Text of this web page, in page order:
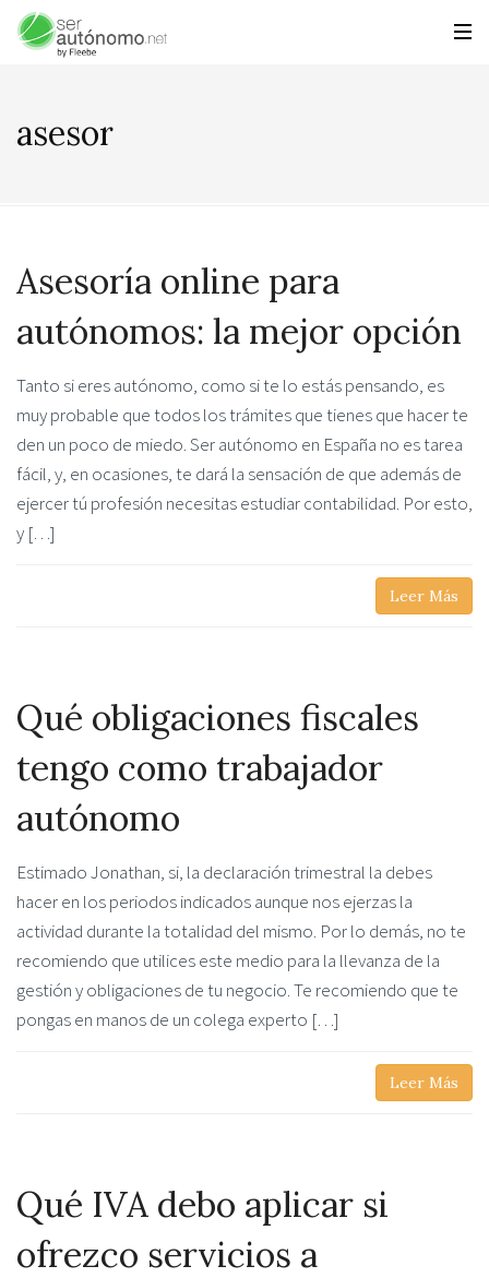
asesor
Asesoría online para
autónomos: la mejor opción
Tanto si eres autónomo, como si te lo estás pensando, es
muy probable que todos los trámites que tienes que hacer te
den un poco de miedo. Ser autónomo en España no es tarea
fácil, y, en ocasiones, te dará la sensación de que además de
ejercer tú profesión necesitas estudiar contabilidad. Por esto,
y […]
Leer Más
Qué obligaciones fiscales
tengo como trabajador
autónomo
Estimado Jonathan, si, la declaración trimestral la debes
hacer en los periodos indicados aunque nos ejerzas la
actividad durante la totalidad del mismo. Por lo demás, no te
recomiendo que utilices este medio para la llevanza de la
gestión y obligaciones de tu negocio. Te recomiendo que te
pongas en manos de un colega experto […]
Leer Más
Qué IVA debo aplicar si
ofrezco servicios a